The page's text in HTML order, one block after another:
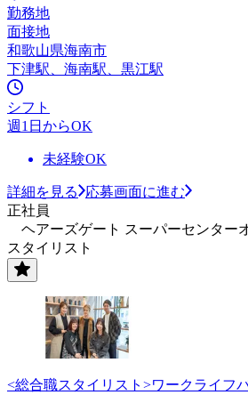
勤務地
面接地
和歌山県海南市
下津駅、海南駅、黒江駅
シフト
週1日からOK
未経験OK
詳細を見る
応募画面に進む
正社員
ヘアーズゲート スーパーセンター
スタイリスト
<総合職スタイリスト>ワークライフ